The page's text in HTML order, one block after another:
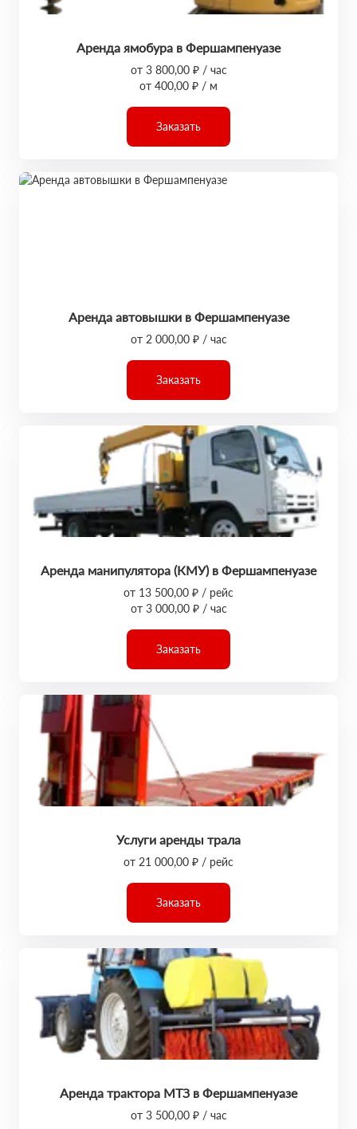
Аренда ямобура в Фершампенуазе
от 3 800,00 ₽ / час
от 400,00 ₽ / м
Заказать
Аренда автовышки в Фершампенуазе
от 2 000,00 ₽ / час
Заказать
Аренда манипулятора (КМУ) в Фершампенуазе
от 13 500,00 ₽ / рейс
от 3 000,00 ₽ / час
Заказать
Услуги аренды трала
от 21 000,00 ₽ / рейс
Заказать
Аренда трактора МТЗ в Фершампенуазе
от 3 500,00 ₽ / час